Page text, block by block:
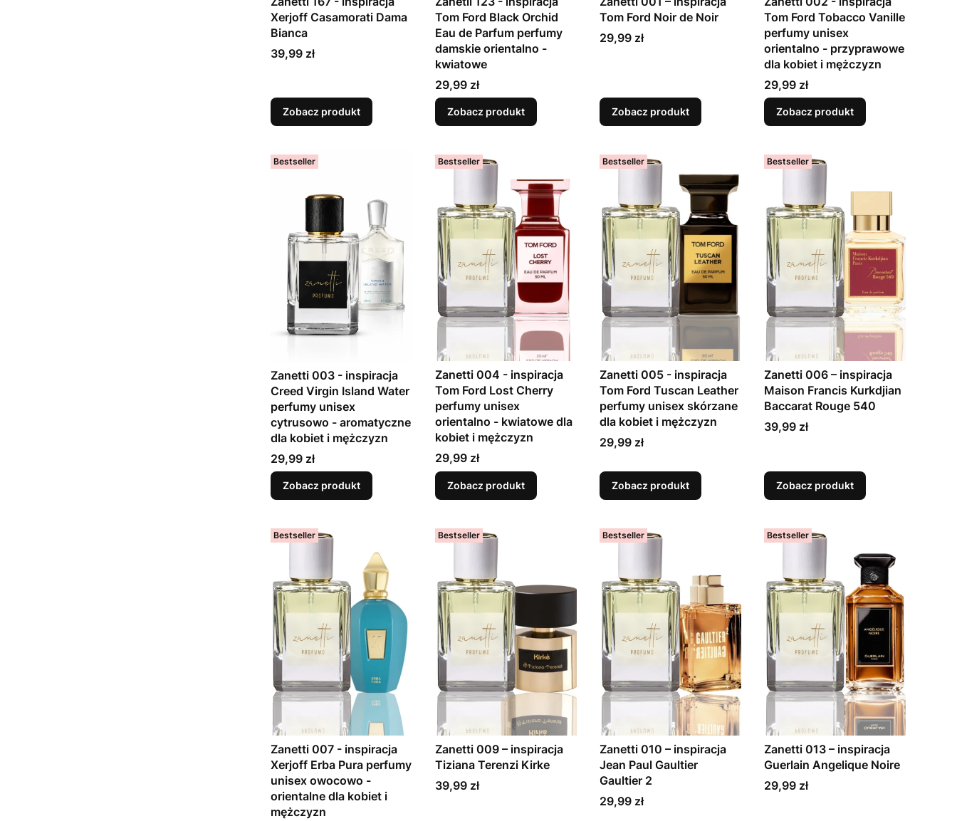
Xerjoff Casamorati Dama
Bianca
Cena
39,99 zł
Zobacz produkt
Tom Ford Black Orchid
Eau de Parfum perfumy
damskie orientalno -
kwiatowe
Cena
29,99 zł
Zobacz produkt
Tom Ford Noir de Noir
Cena
29,99 zł
Zobacz produkt
Tom Ford Tobacco Vanille
perfumy unisex
orientalno - przyprawowe
dla kobiet i mężczyzn
Cena
29,99 zł
Zobacz produkt
Bestseller
Zanetti 003 - inspiracja
Creed Virgin Island Water
perfumy unisex
cytrusowo - aromatyczne
dla kobiet i mężczyzn
Cena
29,99 zł
Zobacz produkt
Bestseller
Zanetti 004 - inspiracja
Tom Ford Lost Cherry
perfumy unisex
orientalno - kwiatowe dla
kobiet i mężczyzn
Cena
29,99 zł
Zobacz produkt
Bestseller
Zanetti 005 - inspiracja
Tom Ford Tuscan Leather
perfumy unisex skórzane
dla kobiet i mężczyzn
Cena
29,99 zł
Zobacz produkt
Bestseller
Zanetti 006 – inspiracja
Maison Francis Kurkdjian
Baccarat Rouge 540
Cena
39,99 zł
Zobacz produkt
Bestseller
Zanetti 007 - inspiracja
Xerjoff Erba Pura perfumy
unisex owocowo -
orientalne dla kobiet i
mężczyzn
Bestseller
Zanetti 009 – inspiracja
Tiziana Terenzi Kirke
Cena
39,99 zł
Bestseller
Zanetti 010 – inspiracja
Jean Paul Gaultier
Gaultier 2
Cena
29,99 zł
Bestseller
Zanetti 013 – inspiracja
Guerlain Angelique Noire
Cena
29,99 zł